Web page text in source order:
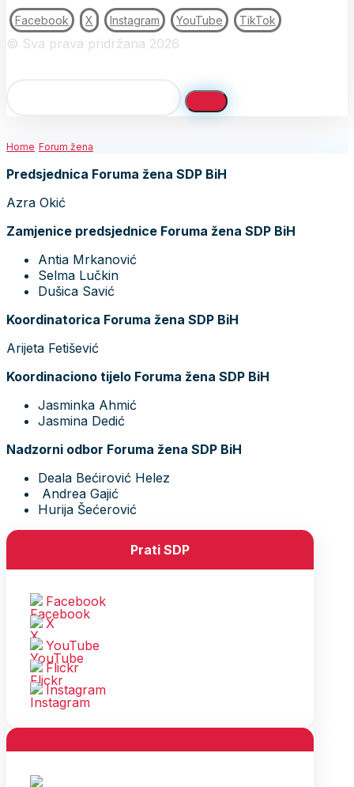
Facebook X Instagram YouTube TikTok
© Sva prava pridržana 2026
Home Forum žena
Predsjednica Foruma žena SDP BiH
Azra Okić
Zamjenice predsjednice Foruma žena SDP BiH
Antia Mrkanović
Selma Lučkin
Dušica Savić
Koordinatorica Foruma žena SDP BiH
Arijeta Fetišević
Koordinaciono tijelo Foruma žena SDP BiH
Jasminka Ahmić
Jasmina Dedić
Nadzorni odbor Foruma žena SDP BiH
Deala Bećirović Helez
Andrea Gajić
Hurija Šećerović
Prati SDP
Facebook
X
YouTube
Flickr
Instagram